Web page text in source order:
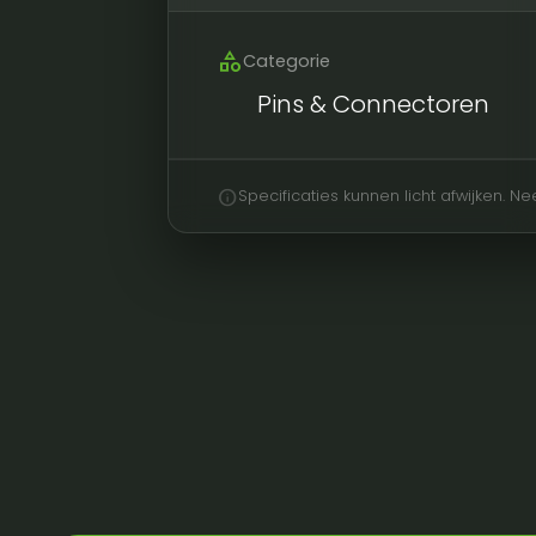
categoryCategorie
Pins & Connectoren
infoSpecificaties kunnen licht afwijken.